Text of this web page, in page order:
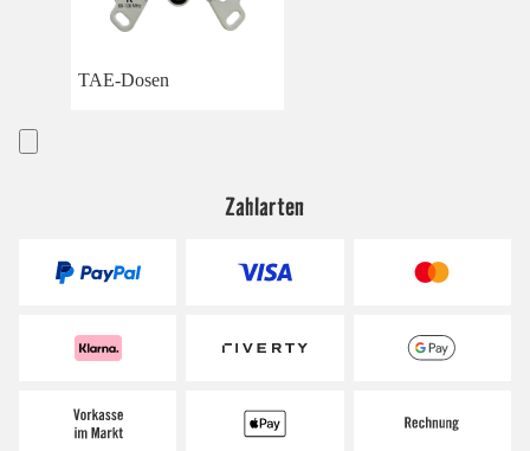
TAE-Dosen
Zahlarten